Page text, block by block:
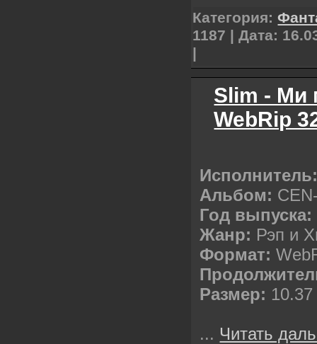
Категория:
1187 | Дата:
|
Slim - Ми
WebRip
Альбом:
Год выпуска:
Жанр: Рэп и
Формат:
Размер:
... Читать